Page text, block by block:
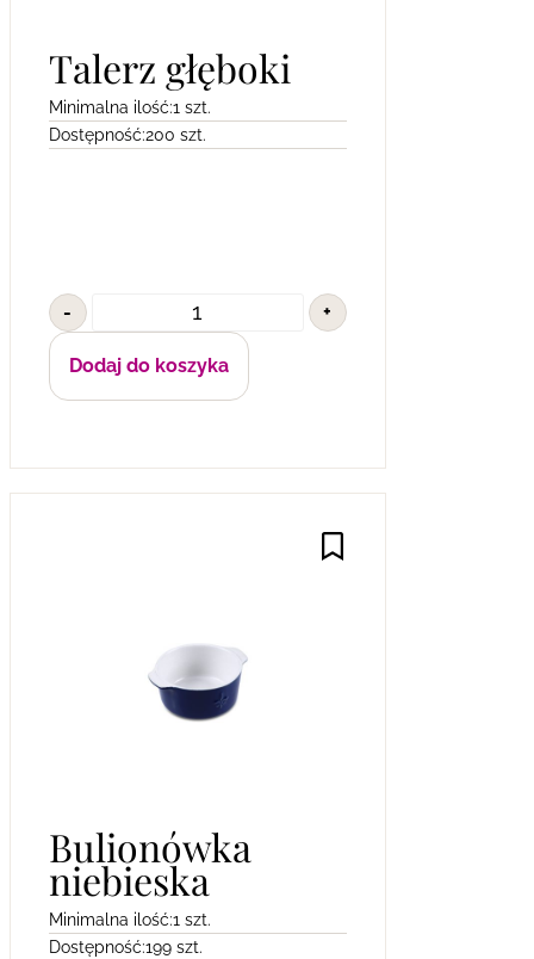
Talerz głęboki
Minimalna ilość:1 szt.
Dostępność:200 szt.
- +
Dodaj do koszyka
Bulionówka
niebieska
Minimalna ilość:1 szt.
Dostępność:199 szt.